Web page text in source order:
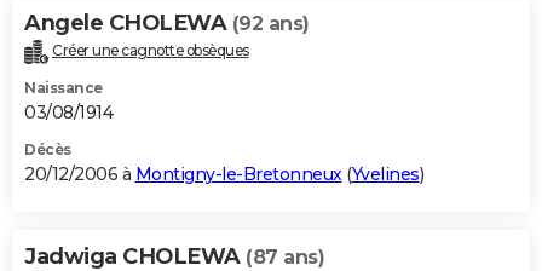
Angele CHOLEWA (92 ans)
Créer une cagnotte obsèques
Naissance
03/08/1914
Décès
20/12/2006 à Montigny-le-Bretonneux(Yvelines)
Jadwiga CHOLEWA (87 ans)